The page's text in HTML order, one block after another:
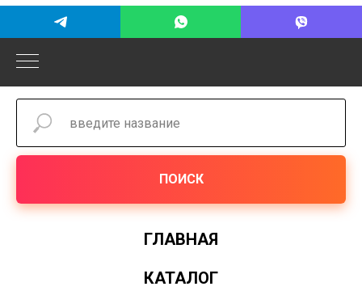
ПОИСК
ГЛАВНАЯ
КАТАЛОГ